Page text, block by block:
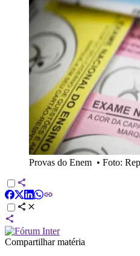
Provas do Enem • Foto:
Compartilhar matéria